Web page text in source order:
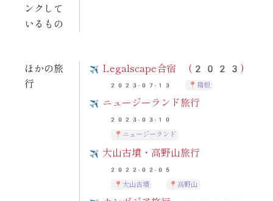
ンクして
いるもの
ほかの旅
行
Legalscape合宿 (2023)
2023-07-13 箱根
ニュージーランド旅行
2023-03-10
ニュージーランド
大山古墳・高野山旅行
2022-02-05
大山古墳 高野山